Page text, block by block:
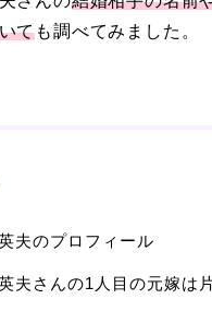
取材！？
の結婚馴れ
ても調べてみました。
夫のプロフィール
夫さんの1人目の元嫁は